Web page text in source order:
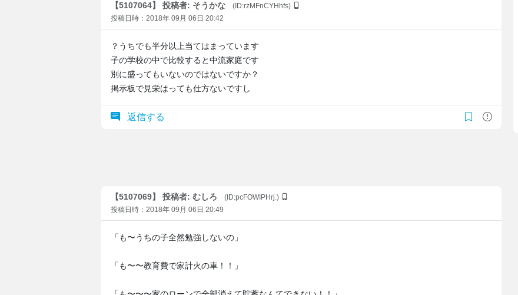
【5107064】 投稿者: そうかな
(ID:rzMFnCYHhfs)
投稿日時：2018年 09月 06日 20:42
？うちでも半分以上当てはまっています
子の学校の中で比較すると中流家庭です
別に盛ってもいないのではないですか？
掲示板で見栄はっても仕方ないですし
返信する
【5107069】 投稿者: むしろ
(ID:pcFOWIPHrj.)
投稿日時：2018年 09月 06日 20:49
「も〜うちの子全然勉強しないの」
「も〜〜教育費で家計火の車！！」